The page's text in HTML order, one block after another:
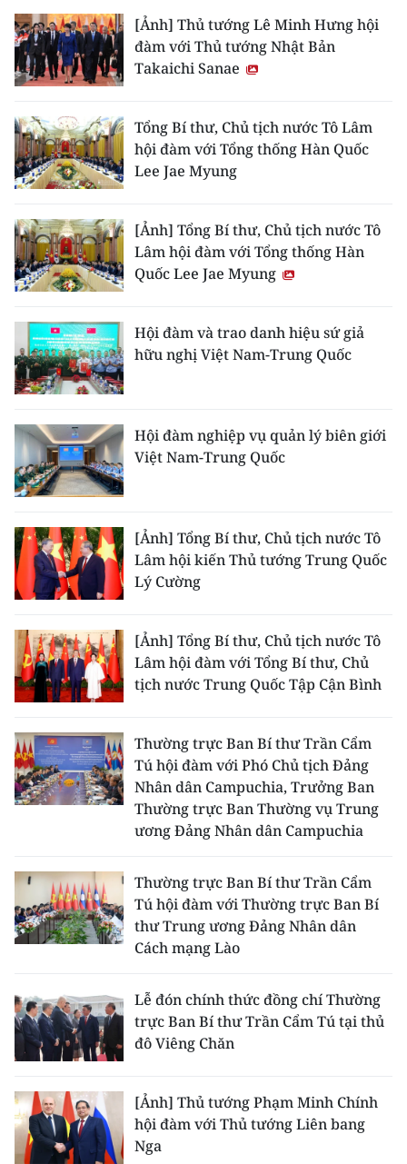
CHUYÊN ĐỀ
CÁC CHUYÊN TRANG
VỀ BÁO NHÂN DÂN
THỜI NAY
NHÂN DÂN CUỐI TUẦN
NHÂN DÂN HẰNG THÁNG
ĐỌC BÁO IN
中文
РУССКИЙ
ESPAÑOL
한국어
[Ảnh] Thủ tướng Lê Minh Hưng hội
đàm với Thủ tướng Nhật Bản
Takaichi Sanae
Tổng Bí thư, Chủ tịch nước Tô Lâm
hội đàm với Tổng thống Hàn Quốc
Lee Jae Myung
[Ảnh] Tổng Bí thư, Chủ tịch nước Tô
Lâm hội đàm với Tổng thống Hàn
Quốc Lee Jae Myung
Hội đàm và trao danh hiệu sứ giả
hữu nghị Việt Nam-Trung Quốc
Hội đàm nghiệp vụ quản lý biên giới
Việt Nam-Trung Quốc
[Ảnh] Tổng Bí thư, Chủ tịch nước Tô
Lâm hội kiến Thủ tướng Trung Quốc
Lý Cường
[Ảnh] Tổng Bí thư, Chủ tịch nước Tô
Lâm hội đàm với Tổng Bí thư, Chủ
tịch nước Trung Quốc Tập Cận Bình
Thường trực Ban Bí thư Trần Cẩm
Tú hội đàm với Phó Chủ tịch Đảng
Nhân dân Campuchia, Trưởng Ban
Thường trực Ban Thường vụ Trung
ương Đảng Nhân dân Campuchia
Thường trực Ban Bí thư Trần Cẩm
Tú hội đàm với Thường trực Ban Bí
thư Trung ương Đảng Nhân dân
Cách mạng Lào
Lễ đón chính thức đồng chí Thường
trực Ban Bí thư Trần Cẩm Tú tại thủ
đô Viêng Chăn
[Ảnh] Thủ tướng Phạm Minh Chính
hội đàm với Thủ tướng Liên bang
Nga